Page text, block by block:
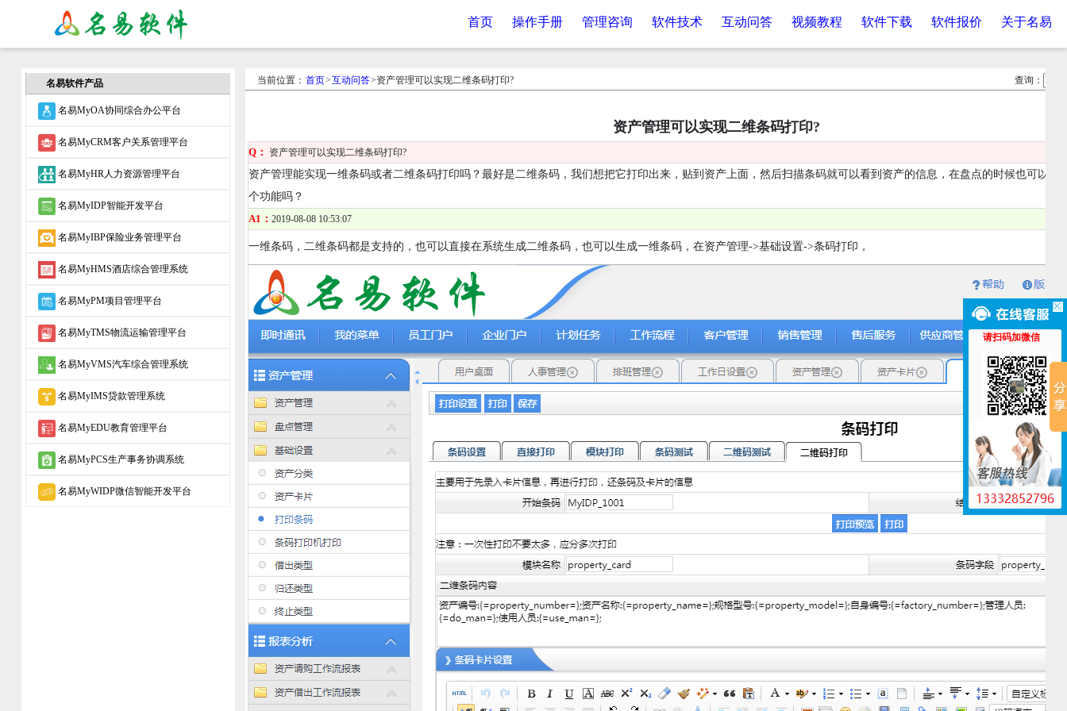
首页 操作手册 管理咨询 软件技术 互动问答 视频教程 软件下载 软件报价 关于名易
名易软件产品
名易MyOA协同综合办公平台
名易MyCRM客户关系管理平台
名易MyHR人力资源管理平台
名易MyIDP智能开发平台
名易MyIBP保险业务管理平台
名易MyHMS酒店综合管理系统
名易MyPM项目管理平台
名易MyTMS物流运输管理平台
名易MyVMS汽车综合管理系统
名易MyIMS贷款管理系统
名易MyEDU教育管理平台
名易MyPCS生产事务协调系统
名易MyWIDP微信智能开发平台
当前位置： 首页>互动问答>资产管理可以实现二维条码打印? 查询：
资产管理可以实现二维条码打印?
Q： 资产管理可以实现二维条码打印?
资产管理能实现一维条码或者二维条码打印吗？最好是二维条码，我们想把它打印出来，贴到资产上面，然后扫描条码就可以看到资产的信息，在盘点的时候也可以直
个功能吗？
A1：2019-08-08 10:53:07
一维条码，二维条码都是支持的，也可以直接在系统生成二维条码，也可以生成一维条码，在资产管理->基础设置->条码打印，
请扫码加微信